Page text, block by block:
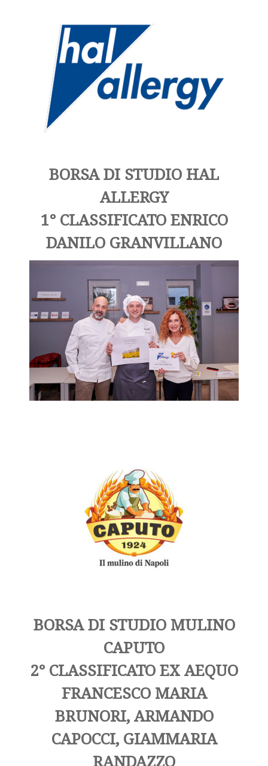
BORSA DI STUDIO HAL
ALLERGY
1° CLASSIFICATO ENRICO
DANILO GRANVILLANO
BORSA DI STUDIO MULINO
CAPUTO
2° CLASSIFICATO EX AEQUO
FRANCESCO MARIA
BRUNORI, ARMANDO
CAPOCCI, GIAMMARIA
RANDAZZO